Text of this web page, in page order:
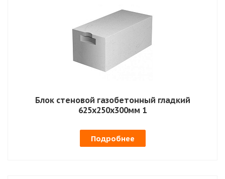
Блок стеновой газобетонный гладкий
625х250х300мм 1
Подробнее